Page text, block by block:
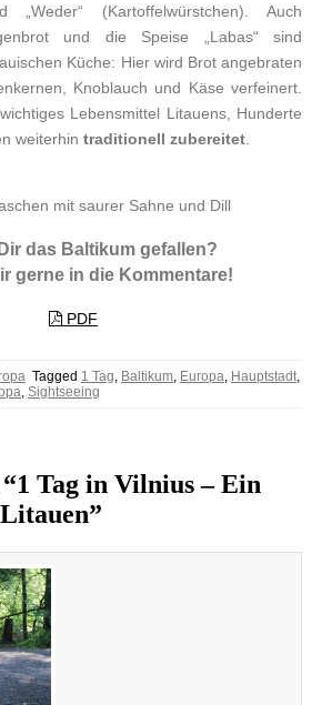
„Weder“ (Kartoffelwürstchen). Auch
und die Speise „Labas“ sind
Küche: Hier wird Brot angebraten
Knoblauch und Käse verfeinert.
Lebensmittel Litauens, Hunderte
weiterhin traditionell zubereitet
mit saurer Sahne und Dill
das Baltikum gefallen?
gerne in die Kommentare!
PDF
Tagged 1 Tag Baltikum Europa Hauptstadt
Sightseeing
Tag in Vilnius – Ein